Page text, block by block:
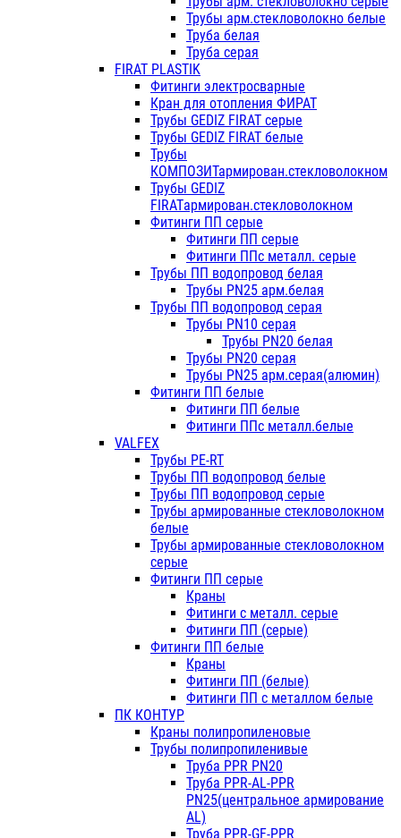
Трубы арм.стекловолокно белые
Труба белая
Труба серая
FIRAT PLASTIK
Фитинги электросварные
Кран для отопления ФИРАТ
Трубы GEDIZ FIRAT серые
Трубы GEDIZ FIRAT белые
Трубы
КОМПОЗИТармирован.стекловолокном
Трубы GEDIZ
FIRATармирован.стекловолокном
Фитинги ПП серые
Фитинги ПП серые
Фитинги ППс металл. серые
Трубы ПП водопровод белая
Трубы PN25 арм.белая
Трубы ПП водопровод серая
Трубы PN10 серая
Трубы PN20 белая
Трубы PN20 серая
Трубы PN25 арм.серая(алюмин)
Фитинги ПП белые
Фитинги ПП белые
Фитинги ППс металл.белые
VALFEX
Трубы PE-RT
Трубы ПП водопровод белые
Трубы ПП водопровод серые
Трубы армированные стекловолокном
белые
Трубы армированные стекловолокном
серые
Фитинги ПП серые
Краны
Фитинги с металл. серые
Фитинги ПП (серые)
Фитинги ПП белые
Краны
Фитинги ПП (белые)
Фитинги ПП с металлом белые
ПК КОНТУР
Краны полипропиленовые
Трубы полипропиленивые
Труба PPR PN20
Труба PPR-AL-PPR
PN25(центральное армирование
AL)
Труба PPR-GF-PPR